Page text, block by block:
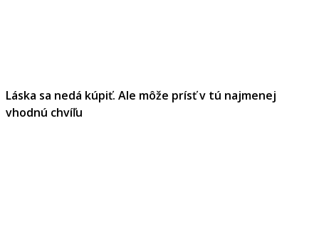
Láska sa nedá kúpiť. Ale môže prísť v tú najmenej
vhodnú chvíľu